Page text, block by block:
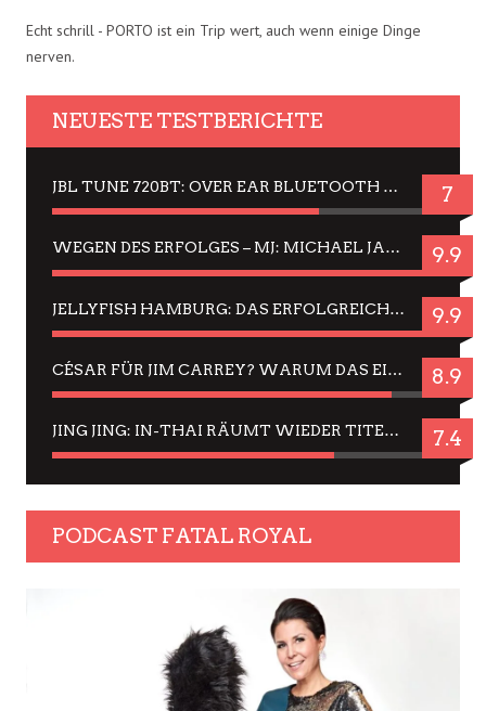
Echt schrill - PORTO ist ein Trip wert, auch wenn einige Dinge
nerven.
NEUESTE TESTBERICHTE
JBL TUNE 720BT: OVER EAR BLUETOOTH KOPFHÖRER UM DIE 50,-€ IM DAUER-TEST 7
WEGEN DES ERFOLGES – MJ: MICHAEL JACKSON MUSICAL IN EINER MATINEE SEHEN 9.9
JELLYFISH HAMBURG: DAS ERFOLGREICHE SOMMER-MENÜ 2025 IN GEFÜHLEN UND BILDERN 9.9
CÉSAR FÜR JIM CARREY? WARUM DAS EINER DER NERVIGSTEN ACTORS IST UND BLEIBT 8.9
JING JING: IN-THAI RÄUMT WIEDER TITEL AB – EIN ZWEI-STUNDEN-ERLEBNISBERICHT 7.4
PODCAST FATAL ROYAL